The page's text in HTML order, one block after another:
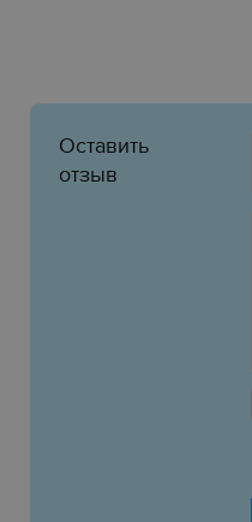
Оставить
отзыв